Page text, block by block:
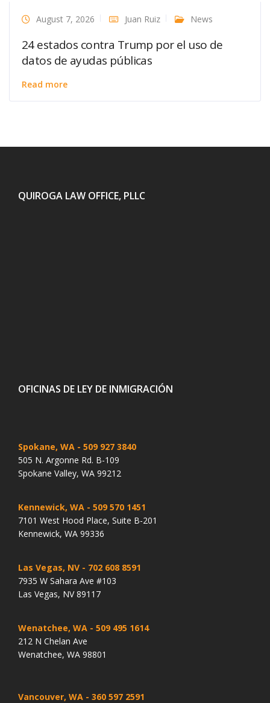
August 7, 2026 Juan Ruiz News
24 estados contra Trump por el uso de
datos de ayudas públicas
Read more
QUIROGA LAW OFFICE, PLLC
OFICINAS DE LEY DE INMIGRACIÓN
Spokane, WA - 509 927 3840
505 N. Argonne Rd. B-109
Spokane Valley, WA 99212
Kennewick, WA - 509 570 1451
7101 West Hood Place, Suite B-201
Kennewick, WA 99336
Las Vegas, NV - 702 608 8591
7935 W Sahara Ave #103
Las Vegas, NV 89117
Wenatchee, WA - 509 495 1614
212 N Chelan Ave
Wenatchee, WA 98801
Vancouver, WA - 360 597 2591